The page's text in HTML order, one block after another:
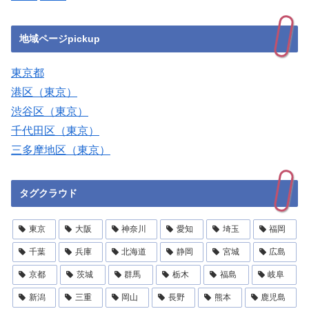
地域ページpickup
東京都
港区（東京）
渋谷区（東京）
千代田区（東京）
三多摩地区（東京）
タグクラウド
東京 大阪 神奈川 愛知 埼玉 福岡
千葉 兵庫 北海道 静岡 宮城 広島
京都 茨城 群馬 栃木 福島 岐阜
新潟 三重 岡山 長野 熊本 鹿児島